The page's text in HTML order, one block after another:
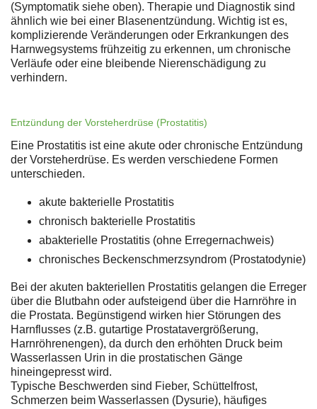
(Symptomatik siehe oben). Therapie und Diagnostik sind
ähnlich wie bei einer Blasenentzündung. Wichtig ist es,
komplizierende Veränderungen oder Erkrankungen des
Harnwegsystems frühzeitig zu erkennen, um chronische
Verläufe oder eine bleibende Nierenschädigung zu
verhindern.
Entzündung der Vorsteherdrüse (Prostatitis)
Eine Prostatitis ist eine akute oder chronische Entzündung
der Vorsteherdrüse. Es werden verschiedene Formen
unterschieden.
akute bakterielle Prostatitis
chronisch bakterielle Prostatitis
abakterielle Prostatitis (ohne Erregernachweis)
chronisches Beckenschmerzsyndrom (Prostatodynie)
Bei der akuten bakteriellen Prostatitis gelangen die Erreger
über die Blutbahn oder aufsteigend über die Harnröhre in
die Prostata. Begünstigend wirken hier Störungen des
Harnflusses (z.B. gutartige Prostatavergrößerung,
Harnröhrenengen), da durch den erhöhten Druck beim
Wasserlassen Urin in die prostatischen Gänge
hineingepresst wird.
Typische Beschwerden sind Fieber, Schüttelfrost,
Schmerzen beim Wasserlassen (Dysurie), häufiges